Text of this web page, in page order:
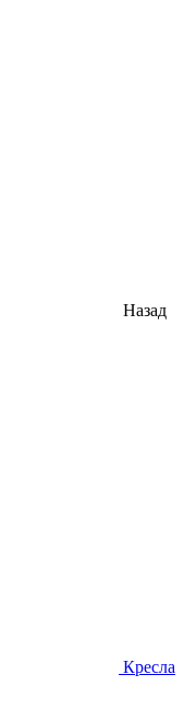
Назад
Кресла